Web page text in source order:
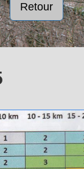
Retour